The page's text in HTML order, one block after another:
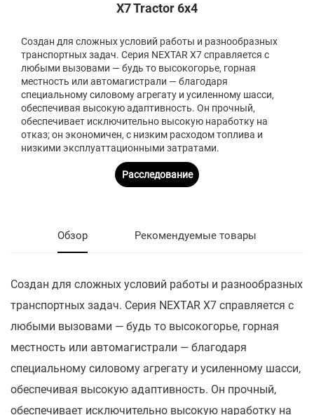
X7 Tractor 6x4
Создан для сложных условий работы и разнообразных
транспортных задач. Серия NEXTAR X7 справляется с
любыми вызовами — будь то высокогорье, горная
местность или автомагистрали — благодаря
специальному силовому агрегату и усиленному шасси,
обеспечивая высокую адаптивность. Он прочный,
обеспечивает исключительно высокую наработку на
отказ; он экономичен, с низким расходом топлива и
низкими эксплуаттационными затратами.
Расследование
Обзор Рекомендуемые товары
Создан для сложных условий работы и разнообразных
транспортных задач. Серия NEXTAR X7 справляется с
любыми вызовами — будь то высокогорье, горная
местность или автомагистрали — благодаря
специальному силовому агрегату и усиленному шасси,
обеспечивая высокую адаптивность. Он прочный,
обеспечивает исключительно высокую наработку на